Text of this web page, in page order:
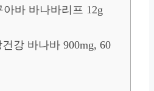
바 바나바리프 12g
강 바나바 900mg, 60